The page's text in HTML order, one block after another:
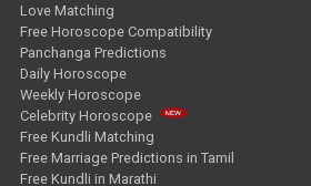
Love Matching
Free Horoscope Compatibility
Panchanga Predictions
Daily Horoscope
Weekly Horoscope
Celebrity Horoscope
Free Kundli Matching
Free Marriage Predictions in Tamil
Free Kundli in Marathi